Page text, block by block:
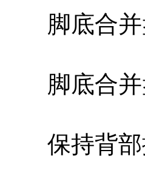
脚底合并
脚底合并
保持背部